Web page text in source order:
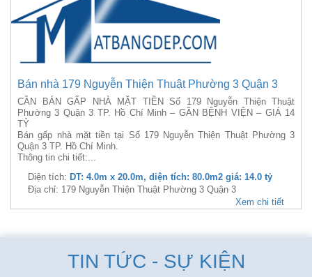
Bán nhà 179 Nguyễn Thiện Thuật Phường 3 Quận 3
CẦN BÁN GẤP NHÀ MẶT TIỀN Số 179 Nguyễn Thiện Thuật
Phường 3 Quận 3 TP. Hồ Chí Minh – GẦN BỆNH VIỆN – GIÁ 14
TỶ
Bán gấp nhà mặt tiền tại Số 179 Nguyễn Thiện Thuật Phường 3
Quận 3 TP. Hồ Chí Minh.
Thông tin chi tiết:...
Diện tích: DT: 4.0m x 20.0m, diện tích: 80.0m2 giá: 14.0 tỷ
Địa chỉ: 179 Nguyễn Thiện Thuật Phường 3 Quận 3
Xem chi tiết
TIN TỨC - SỰ KIỆN